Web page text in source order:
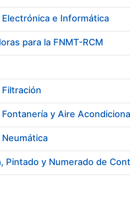
e Informática
para la FNMT-RCM
y Aire